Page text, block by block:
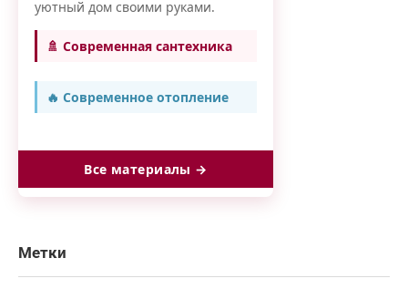
уютный дом своими руками.
🚿 Современная сантехника
🔥 Современное отопление
Все материалы →
Метки